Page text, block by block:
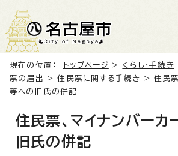
現在の位置： トップページ > くらし・手続き
票の届出
>住民票に関する手続き
> 住民票
等への旧氏の併記
住民票、マイナンバーカ
旧氏の併記